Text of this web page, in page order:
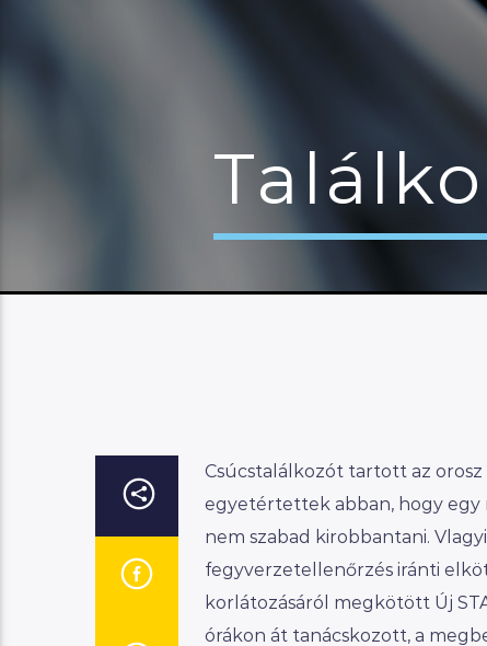
Csúcstalálkozót tartott az
egyetértettek abban, hogy egy
nem szabad kirobbantani.
fegyverzetellenőrzés iránti
korlátozásáról megkötött Új
órákon át tanácskozott, a